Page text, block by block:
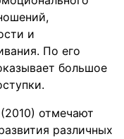
и
По его
большое
отмечают
различных